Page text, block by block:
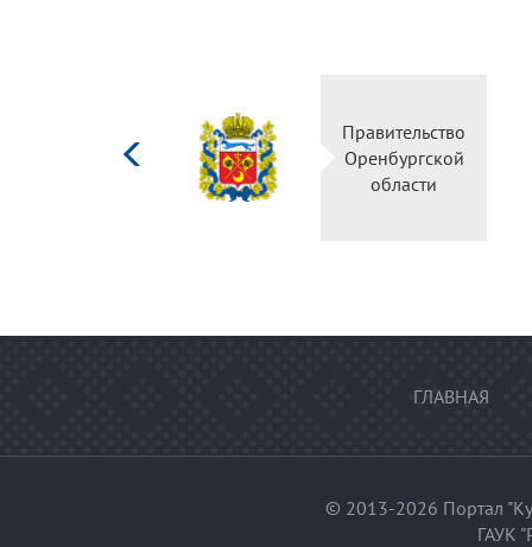
Правительство
Оренбургской
области
ГЛАВНАЯ
© 2013-2026 Портал
ГАУК